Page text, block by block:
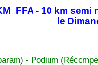
- 10 km
le
- Podium